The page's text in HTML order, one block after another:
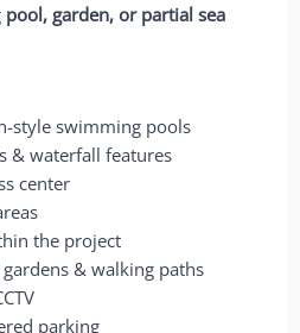
pool, garden, or partial sea
style swimming pools
& waterfall features
center
the project
& walking paths
parking